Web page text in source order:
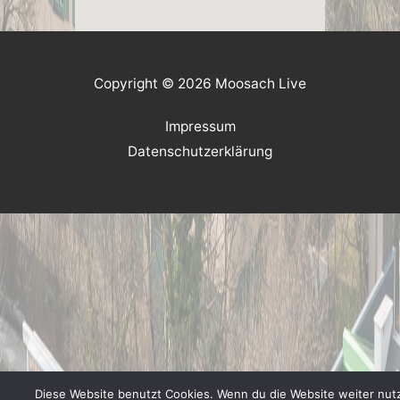
Copyright © 2026 Moosach Live
Impressum
Datenschutzerklärung
Diese Website benutzt Cookies. Wenn du die Website weiter